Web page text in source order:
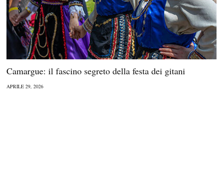
Camargue: il fascino segreto della festa dei gitani
APRILE 29, 2026